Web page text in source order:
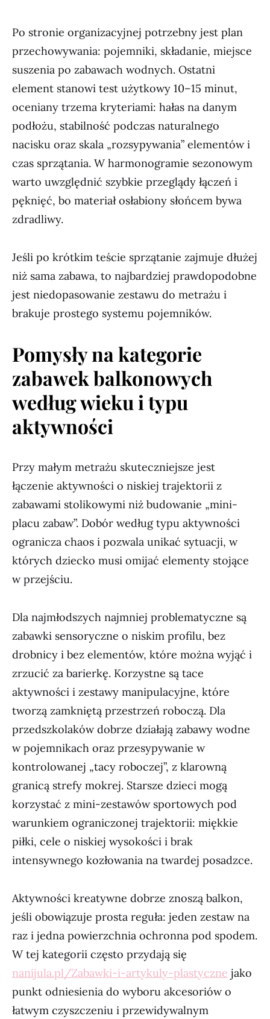
Po stronie organizacyjnej potrzebny jest plan
przechowywania: pojemniki, składanie, miejsce
suszenia po zabawach wodnych. Ostatni
element stanowi test użytkowy 10–15 minut,
oceniany trzema kryteriami: hałas na danym
podłożu, stabilność podczas naturalnego
nacisku oraz skala „rozsypywania” elementów i
czas sprzątania. W harmonogramie sezonowym
warto uwzględnić szybkie przeglądy łączeń i
pęknięć, bo materiał osłabiony słońcem bywa
zdradliwy.
Jeśli po krótkim teście sprzątanie zajmuje dłużej
niż sama zabawa, to najbardziej prawdopodobne
jest niedopasowanie zestawu do metrażu i
brakuje prostego systemu pojemników.
Pomysły na kategorie
zabawek balkonowych
według wieku i typu
aktywności
Przy małym metrażu skuteczniejsze jest
łączenie aktywności o niskiej trajektorii z
zabawami stolikowymi niż budowanie „mini-
placu zabaw”. Dobór według typu aktywności
ogranicza chaos i pozwala unikać sytuacji, w
których dziecko musi omijać elementy stojące
w przejściu.
Dla najmłodszych najmniej problematyczne są
zabawki sensoryczne o niskim profilu, bez
drobnicy i bez elementów, które można wyjąć i
zrzucić za barierkę. Korzystne są tace
aktywności i zestawy manipulacyjne, które
tworzą zamkniętą przestrzeń roboczą. Dla
przedszkolaków dobrze działają zabawy wodne
w pojemnikach oraz przesypywanie w
kontrolowanej „tacy roboczej”, z klarowną
granicą strefy mokrej. Starsze dzieci mogą
korzystać z mini-zestawów sportowych pod
warunkiem ograniczonej trajektorii: miękkie
piłki, cele o niskiej wysokości i brak
intensywnego kozłowania na twardej posadzce.
Aktywności kreatywne dobrze znoszą balkon,
jeśli obowiązuje prosta reguła: jeden zestaw na
raz i jedna powierzchnia ochronna pod spodem.
W tej kategorii często przydają się
nanijula.pl/Zabawki-i-artykuly-plastyczne jako
punkt odniesienia do wyboru akcesoriów o
łatwym czyszczeniu i przewidywalnym